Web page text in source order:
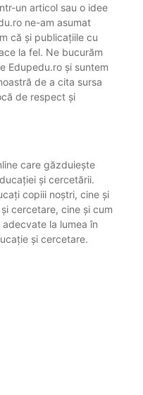
un articol sau o idee
ne-am asumat
că și publicațiile cu
la fel. Ne bucurăm
Edupedu.ro și suntem
de a cita sursa
de respect și
care găzduiește
și cercetării.
copiii noștri, cine și
cercetare, cine și cum
la lumea în
și cercetare.